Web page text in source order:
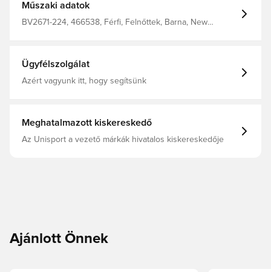
Műszaki adatok
BV2671-224, 466538, Férfi, Felnőttek, Barna, New
Ügyfélszolgálat
Azért vagyunk itt, hogy segítsünk
Meghatalmazott kiskereskedő
Az Unisport a vezető márkák hivatalos kiskereskedője
Ajánlott Önnek